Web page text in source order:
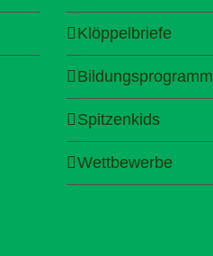
Klöppelbriefe
Bildungsprogramm
Spitzenkids
Wettbewerbe